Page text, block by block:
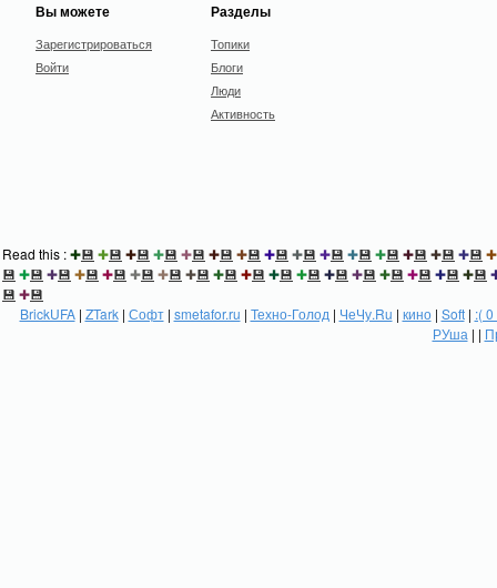
Вы можете
Зарегистрироваться
Войти
Разделы
Топики
Блоги
Люди
Активность
Read this :✚💾 ✚💾 ✚💾 ✚💾 ✚💾 ✚💾 ✚💾 ✚💾 ✚💾 ✚💾 ✚💾 ✚💾 ✚💾 ✚💾 ✚💾 ✚
💾 ✚💾 ✚💾 ✚💾 ✚💾 ✚💾 ✚💾 ✚💾 ✚💾 ✚💾 ✚💾 ✚💾 ✚💾 ✚💾 ✚💾 ✚💾 ✚💾 ✚💾
💾 ✚💾
BrickUFA| ZTark| Софт| smetafor.ru | Техно-Голод | ЧеЧу.Ru | кино| Soft| :(
РУша | |